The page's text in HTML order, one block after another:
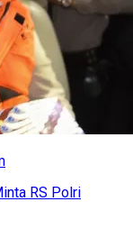
RS Polri